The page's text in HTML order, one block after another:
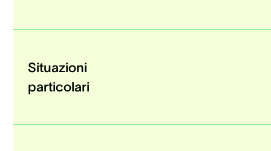
Situazioni
particolari